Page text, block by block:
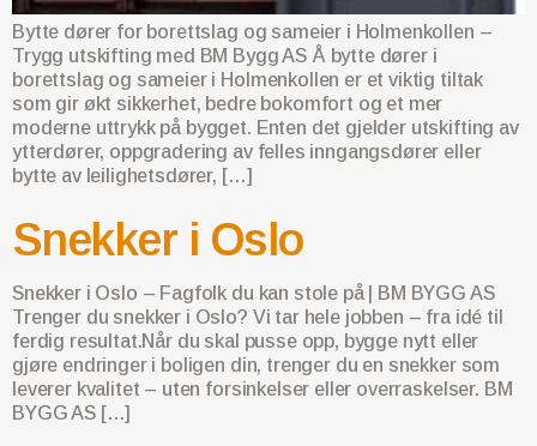
Bytte dører for borettslag og sameier i Holmenkollen –
Trygg utskifting med BM Bygg AS Å bytte dører i
borettslag og sameier i Holmenkollen er et viktig tiltak
som gir økt sikkerhet, bedre bokomfort og et mer
moderne uttrykk på bygget. Enten det gjelder utskifting av
ytterdører, oppgradering av felles inngangsdører eller
bytte av leilighetsdører, […]
Snekker i Oslo
Snekker i Oslo – Fagfolk du kan stole på | BM BYGG AS
Trenger du snekker i Oslo? Vi tar hele jobben – fra idé til
ferdig resultat.Når du skal pusse opp, bygge nytt eller
gjøre endringer i boligen din, trenger du en snekker som
leverer kvalitet – uten forsinkelser eller overraskelser. BM
BYGG AS […]